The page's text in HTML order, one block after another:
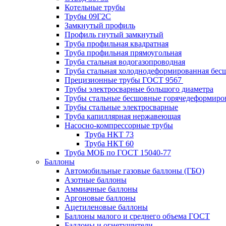
Котельные трубы
Трубы 09Г2С
Замкнутый профиль
Профиль гнутый замкнутый
Труба профильная квадратная
Труба профильная прямоугольная
Труба стальная водогазопроводная
Труба стальная холоднодеформированная
Прецизионные трубы ГОСТ 9567
Трубы электросварные большого диаметра
Трубы стальные бесшовные
Трубы стальные электросварные
Труба капиллярная нержавеющая
Насосно-компрессорные трубы
Труба НКТ 73
Труба НКТ 60
Труба МОБ по ГОСТ 15040-77
Баллоны
Автомобильные газовые баллоны (ГБО)
Азотные баллоны
Аммиачные баллоны
Аргоновые баллоны
Ацетиленовые баллоны
Баллоны малого и среднего объема ГОСТ